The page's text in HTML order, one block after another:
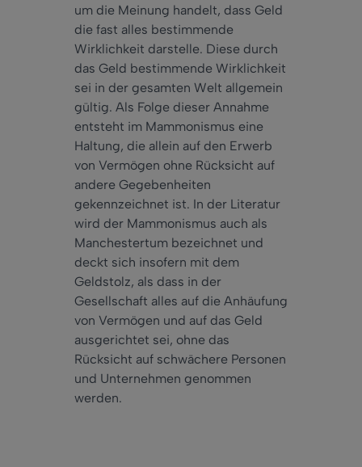
um die Meinung handelt, dass Geld
die fast alles bestimmende
Wirklichkeit darstelle. Diese durch
das Geld bestimmende Wirklichkeit
sei in der gesamten Welt allgemein
gültig. Als Folge dieser Annahme
entsteht im Mammonismus eine
Haltung, die allein auf den Erwerb
von Vermögen ohne Rücksicht auf
andere Gegebenheiten
gekennzeichnet ist. In der Literatur
wird der Mammonismus auch als
Manchestertum bezeichnet und
deckt sich insofern mit dem
Geldstolz, als dass in der
Gesellschaft alles auf die Anhäufung
von Vermögen und auf das Geld
ausgerichtet sei, ohne das
Rücksicht auf schwächere Personen
und Unternehmen genommen
werden.